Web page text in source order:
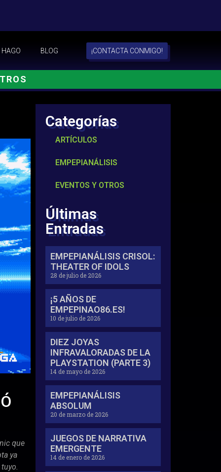
HAGO BLOG ¡CONTACTA CONMIGO!
que
ya
Categorías
ARTÍCULOS
EMPEPIANÁLISIS
EVENTOS Y OTROS
Últimas
Entradas
EMPEPIANÁLISIS CRISOL:
THEATER OF IDOLS
28 de julio de 2026
¡5 AÑOS DE
EMPEPINAO86.ES!
10 de julio de 2026
DIEZ JOYAS
INFRAVALORADAS DE LA
PLAYSTATION (PARTE 3)
14 de mayo de 2026
EMPEPIANÁLISIS
ABSOLUM
20 de marzo de 2026
JUEGOS DE NARRATIVA
EMERGENTE
14 de enero de 2026